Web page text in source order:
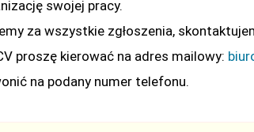
swojej pracy.
za wszystkie zgłoszenia,
proszę kierować na adres mailowy:
na podany numer telefonu.